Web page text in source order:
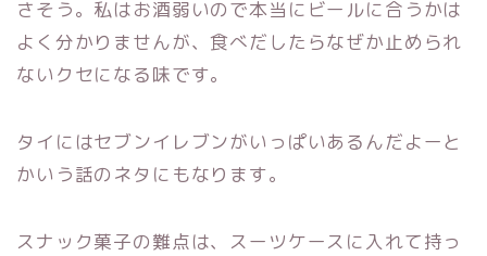
さそう。私はお酒弱いので本当にビールに合うかは
よく分かりませんが、食べだしたらなぜか止められ
ないクセになる味です。
タイにはセブンイレブンがいっぱいあるんだよーと
かいう話のネタにもなります。
スナック菓子の難点は、スーツケースに入れて持っ